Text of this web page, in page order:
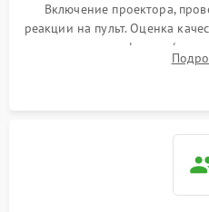
Включение проектора,
реакции на пульт. Оценка
наличия артефактов
системы охлаждения по